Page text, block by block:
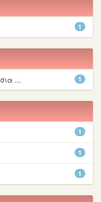
1
1
...
1
1
1